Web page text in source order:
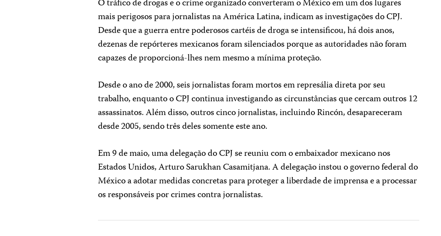
O tráfico de drogas e o crime organizado converteram o México em um dos lugares
mais perigosos para jornalistas na América Latina, indicam as investigações do CPJ.
Desde que a guerra entre poderosos cartéis de droga se intensificou, há dois anos,
dezenas de repórteres mexicanos foram silenciados porque as autoridades não foram
capazes de proporcioná-lhes nem mesmo a mínima proteção.
Desde o ano de 2000, seis jornalistas foram mortos em represália direta por seu
trabalho, enquanto o CPJ continua investigando as circunstâncias que cercam outros 12
assassinatos. Além disso, outros cinco jornalistas, incluindo Rincón, desapareceram
desde 2005, sendo três deles somente este ano.
Em 9 de maio, uma delegação do CPJ se reuniu com o embaixador mexicano nos
Estados Unidos, Arturo Sarukhan Casamitjana. A delegação instou o governo federal do
México a adotar medidas concretas para proteger a liberdade de imprensa e a processar
os responsáveis por crimes contra jornalistas.